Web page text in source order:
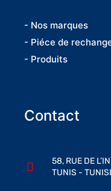
- Nos marques
- Piéce de
- Produits
Contact
58, RUE DE
TUNIS -